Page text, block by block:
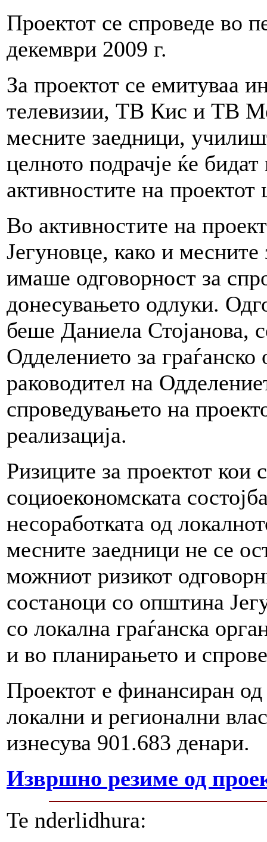
Проектот се спроведе во
декември 2009 г.
За проектот се емитуваа
телевизии, ТВ Кис и ТВ
месните заедници,
целното подрачје ќе
активностите на проектот
Во активностите на
Јегуновце, како и
имаше одговорност за
донесувањето одлуки.
беше Даниела Стојанова,
Одделението за
раководител на
спроведувањето на
реализација.
Ризиците за проектот кои
социоекономската
несоработката од
месните заедници не се
можниот ризикот
состаноци со општина
со локална граѓанска
и во планирањето и
Проектот е финансиран
локални и регионални
изнесува 901.683 денари.
Извршно резиме од
Te nderlidhura: